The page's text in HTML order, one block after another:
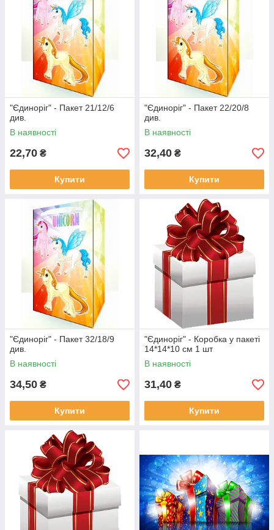
"Єдиноріг" - Пакет 21/12/6
див.
В наявності
22,70 ₴
Купити
"Єдиноріг" - Пакет 22/20/8
див.
В наявності
32,40 ₴
Купити
"Єдиноріг" - Пакет 32/18/9
див.
В наявності
34,50 ₴
Купити
"Єдиноріг" - Коробка у пакеті
14*14*10 см 1 шт
В наявності
31,40 ₴
Купити